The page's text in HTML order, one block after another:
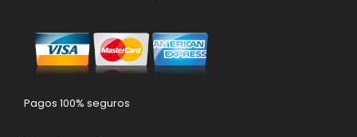
Pagos 100% seguros